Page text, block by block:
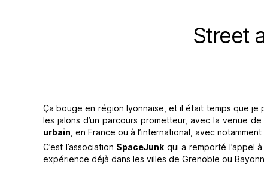
Street
Ça bouge en région lyonnaise, et il était temps que je
les jalons d’un parcours prometteur, avec la venue
urbain , en France ou à l’international, avec
C’est l’association SpaceJunk qui a remporté l’appel
expérience déjà dans les villes de Grenoble ou